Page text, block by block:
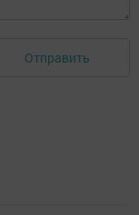
Отправить